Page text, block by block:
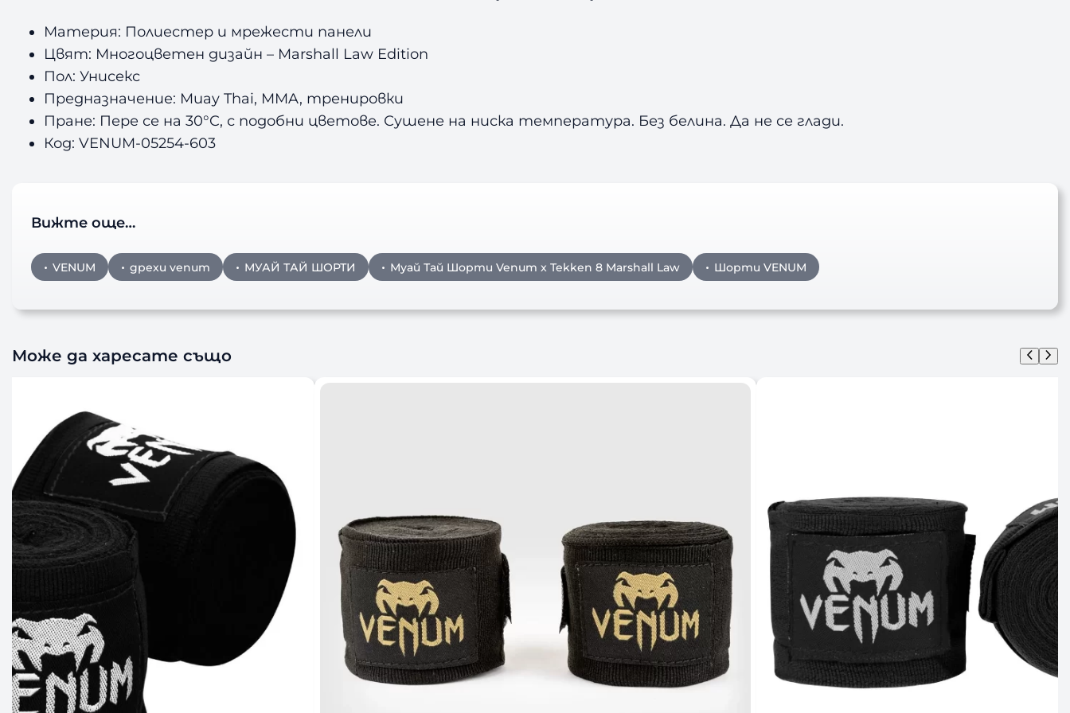
Материя: Полиестер и мрежести панели
Цвят: Многоцветен дизайн – Marshall Law Edition
Пол: Унисекс
Предназначение: Muay Thai, MMA, тренировки
Пране: Пере се на 30°C, с подобни цветове. Сушене на ниска температура. Без белина. Да не се глади.
Код: VENUM-05254-603
Вижте още…
VENUM дрехи venum МУАЙ ТАЙ ШОРТИ Муай Тай Шорти Venum x Tekken 8 Marshall Law Шорти VENUM
Може да харесате също